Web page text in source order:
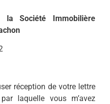
la Société Immobilière
réception de votre lettre
laquelle vous m’avez